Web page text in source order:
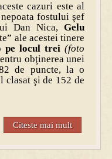
cazuri este al
fostului şef
Dan Nica,Gelu
ale acestei tinere
pe locul trei (foto
obţinerea unei
de puncte, la o
clasat şi de 152 de
Citeste mai mult